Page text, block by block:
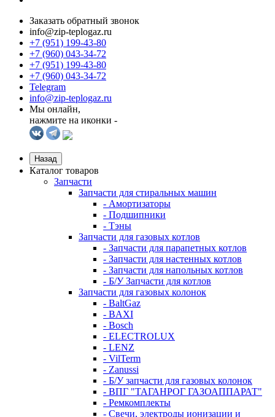
Заказать обратный звонок
info@zip-teplogaz.ru
+7 (951) 199-43-80
+7 (960) 043-34-72
+7 (951) 199-43-80
+7 (960) 043-34-72
Telegram
info@zip-teplogaz.ru
Мы онлайн,
нажмите на иконки -
Назад
Каталог товаров
Запчасти
Запчасти для стиральных машин
- Амортизаторы
- Подшипники
- Тэны
Запчасти для газовых котлов
- Запчасти для парапетных котлов
- Запчасти для настенных котлов
- Запчасти для напольных котлов
- Б/У Запчасти для котлов
Запчасти для газовых колонок
- BaltGaz
- BAXI
- Bosch
- ELECTROLUX
- LENZ
- VilTerm
- Zanussi
- Б/У запчасти для газовых колонок
- ВПГ "ТАГАНРОГ ГАЗОАППАРАТ"
- Ремкомплекты
- Свечи, электроды ионизации и